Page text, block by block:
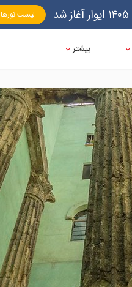
لیست تورها
بیشتر